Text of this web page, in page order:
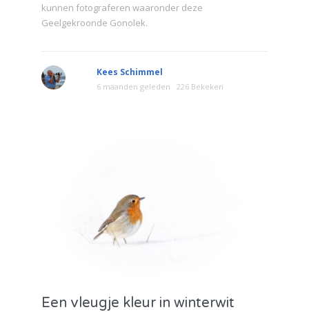
kunnen fotograferen waaronder deze
Geelgekroonde Gonolek.
Kees Schimmel
6 maanden geleden 226 Bekeken
Een vleugje kleur in winterwit